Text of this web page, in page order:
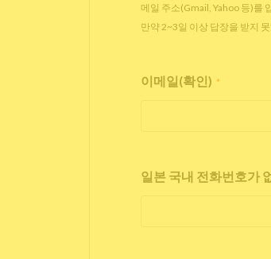
메일 주소(Gmail, Yahoo 등)를
만약 2~3일 이상 답장을 받지
이메일(확인) *
일본 국내 전화번호가